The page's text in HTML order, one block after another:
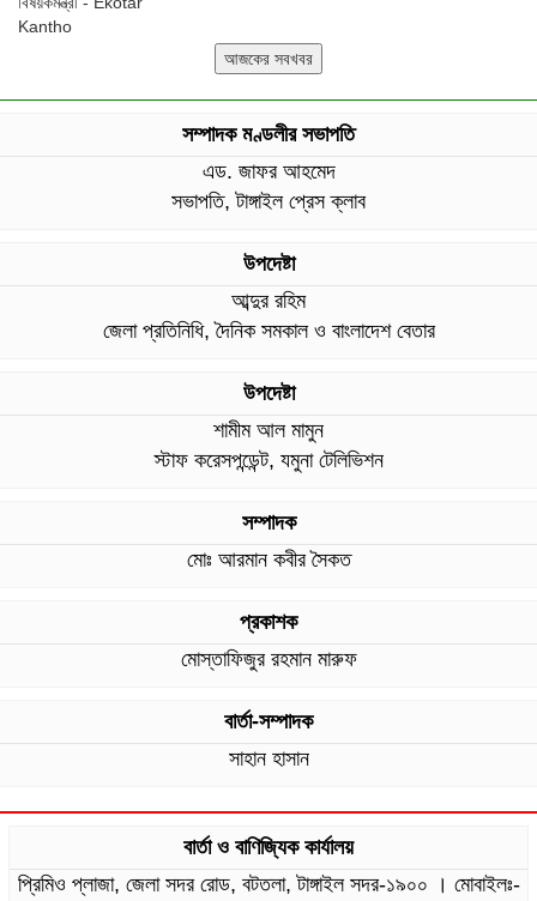
সম্পাদক মণ্ডলীর সভাপতি
এড. জাফর আহমেদ
সভাপতি, টাঙ্গাইল প্রেস ক্লাব
উপদেষ্টা
আব্দুর রহিম
জেলা প্রতিনিধি, দৈনিক সমকাল ও বাংলাদেশ বেতার
উপদেষ্টা
শামীম আল মামুন
স্টাফ করেসপন্ডেন্ট, যমুনা টেলিভিশন
সম্পাদক
মোঃ আরমান কবীর সৈকত
প্রকাশক
মোস্তাফিজুর রহমান মারুফ
বার্তা-সম্পাদক
সাহান হাসান
বার্তা ও বাণিজ্যিক কার্যালয়
প্রিমিও প্লাজা, জেলা সদর রোড, বটতলা, টাঙ্গাইল সদর-১৯০০ । মোবাইলঃ-